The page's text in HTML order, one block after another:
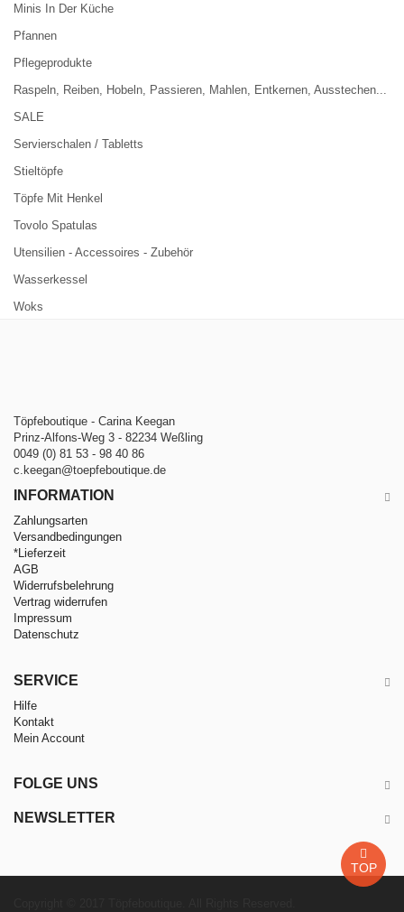
Minis In Der Küche
Pfannen
Pflegeprodukte
Raspeln, Reiben, Hobeln, Passieren, Mahlen, Entkernen, Ausstechen...
SALE
Servierschalen / Tabletts
Stieltöpfe
Töpfe Mit Henkel
Tovolo Spatulas
Utensilien - Accessoires - Zubehör
Wasserkessel
Woks
Töpfeboutique - Carina Keegan
Prinz-Alfons-Weg 3 - 82234 Weßling
0049 (0) 81 53 - 98 40 86
c.keegan@toepfeboutique.de
INFORMATION
Zahlungsarten
Versandbedingungen
*Lieferzeit
AGB
Widerrufsbelehrung
Vertrag widerrufen
Impressum
Datenschutz
SERVICE
Hilfe
Kontakt
Mein Account
FOLGE UNS
NEWSLETTER
TOP